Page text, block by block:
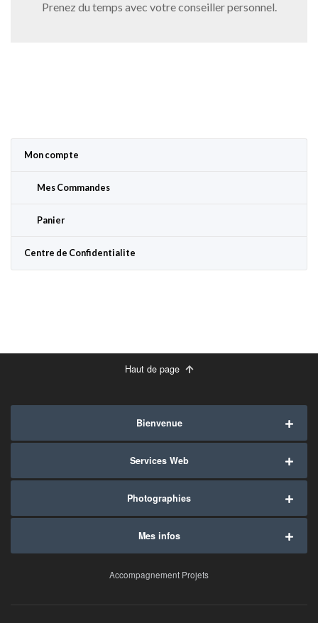
Prenez du temps avec votre conseiller personnel.
Mon compte
Mes Commandes
Panier
Centre de Confidentialite
Haut de page
Bienvenue
Services Web
Photographies
Mes infos
Accompagnement Projets